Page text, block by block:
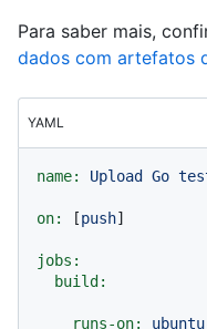
Para saber mais,
dados com artefatos
YAML
name: Upload Go
on: [push]
jobs:
build:
runs-on: